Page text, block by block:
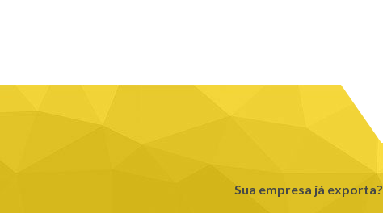
Sua empresa já exporta?